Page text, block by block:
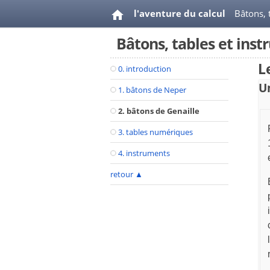
l'aventure du calcul Bâtons,
Bâtons, tables et
0. introduction
1. bâtons de Neper
2. bâtons de Genaille
3. tables numériques
4. instruments
retour ▲